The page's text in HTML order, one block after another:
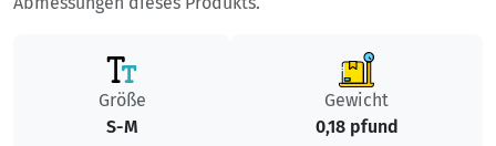
Größe
S-M
Gewicht
0,18 pfund